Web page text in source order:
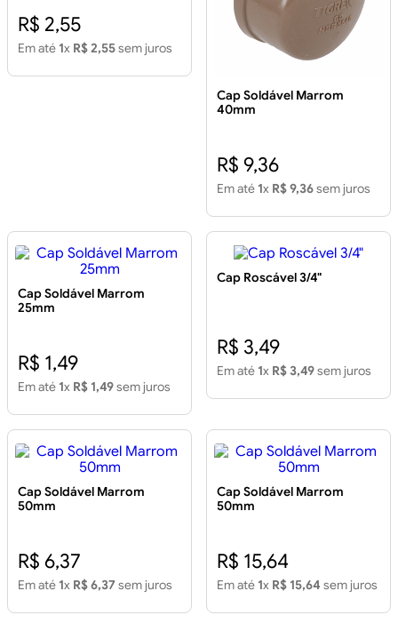
R$ 2,55
Em até 1x R$ 2,55sem juros
Cap Soldável Marrom
40mm
R$ 9,36
Em até 1x R$ 9,36sem juros
Cap Soldável Marrom
25mm
R$ 1,49
Em até 1x R$ 1,49sem juros
Cap Roscável 3/4"
R$ 3,49
Em até 1x R$ 3,49sem juros
Cap Soldável Marrom
50mm
R$ 6,37
Em até 1x R$ 6,37 sem juros
Cap Soldável Marrom
50mm
R$ 15,64
Em até 1x R$ 15,64 sem juros